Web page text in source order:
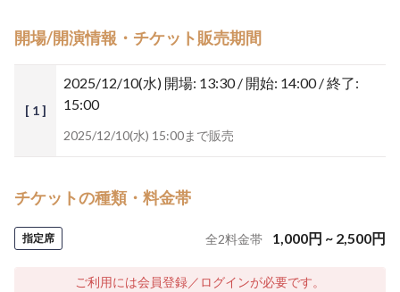
開場/開演情報・チケット販売期間
[ 1 ]
2025/12/10(水) 開場: 13:30 / 開始: 14:00 / 終了:
15:00
2025/12/10(水) 15:00まで販売
チケットの種類・料金帯
指定席 全2料金帯 1,000円 ~ 2,500円
ご利用には会員登録／ログインが必要です。